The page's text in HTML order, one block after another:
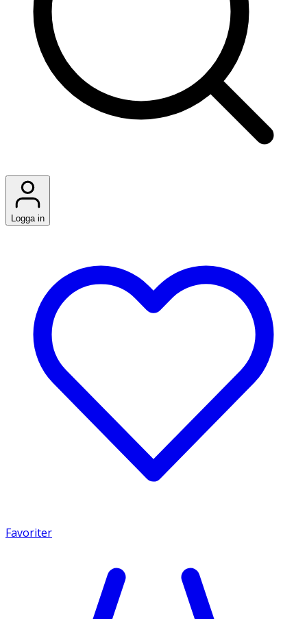
Logga in
Favoriter